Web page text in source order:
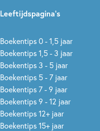
Leeftijdspagina’s
Boekentips 0 - 1,5 jaar
Boekentips 1,5 - 3 jaar
Boekentips 3 - 5 jaar
Boekentips 5 - 7 jaar
Boekentips 7 - 9 jaar
Boekentips 9 - 12 jaar
Boekentips 12+ jaar
Boekentips 15+ jaar